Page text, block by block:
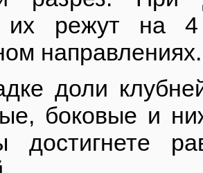
их режут на
направлениях.
доли
боковые и